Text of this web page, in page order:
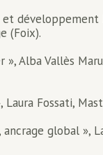
(Foix).
Alba Vallès
Fossati,
global »,